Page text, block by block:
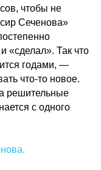
чтобы не
Сеченова»
«сделал». Так что
годами, —
что-то новое.
решительные
с одного